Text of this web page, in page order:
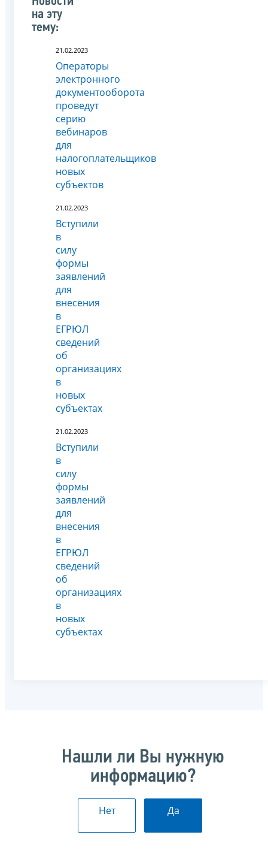
на эту
тему:
21.02.2023
Операторы
электронного
документооборота
проведут
серию
вебинаров
для
налогоплательщиков
новых
субъектов
21.02.2023
Вступили
в
силу
формы
заявлений
для
внесения
в
ЕГРЮЛ
сведений
об
организациях
в
новых
субъектах
21.02.2023
Вступили
в
силу
формы
заявлений
для
внесения
в
ЕГРЮЛ
сведений
об
организациях
в
новых
субъектах
Нашли ли Вы нужную
информацию?
Нет Да